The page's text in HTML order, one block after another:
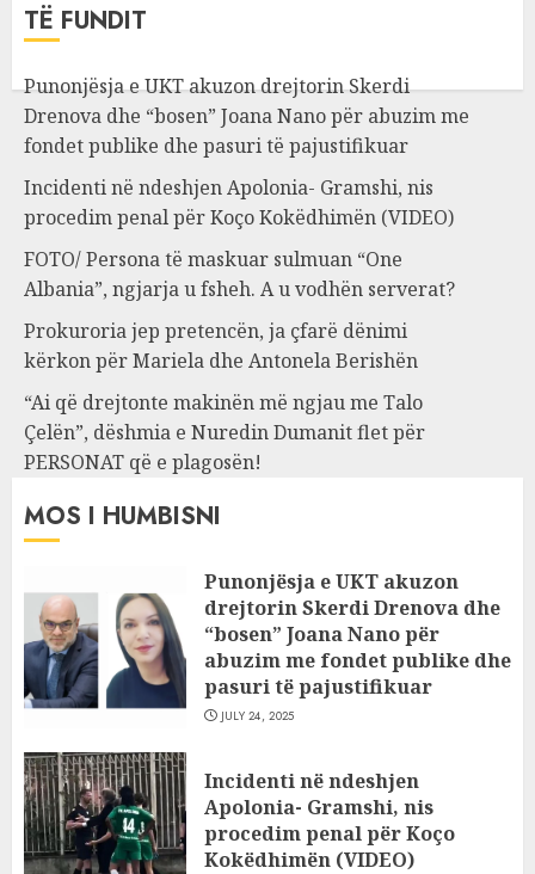
TË FUNDIT
Punonjësja e UKT akuzon drejtorin Skerdi
Drenova dhe “bosen” Joana Nano për abuzim me
fondet publike dhe pasuri të pajustifikuar
Incidenti në ndeshjen Apolonia- Gramshi, nis
procedim penal për Koço Kokëdhimën (VIDEO)
FOTO/ Persona të maskuar sulmuan “One
Albania”, ngjarja u fsheh. A u vodhën serverat?
Prokuroria jep pretencën, ja çfarë dënimi
kërkon për Mariela dhe Antonela Berishën
“Ai që drejtonte makinën më ngjau me Talo
Çelën”, dëshmia e Nuredin Dumanit flet për
PERSONAT që e plagosën!
MOS I HUMBISNI
Punonjësja e UKT akuzon
drejtorin Skerdi Drenova dhe
“bosen” Joana Nano për
abuzim me fondet publike dhe
pasuri të pajustifikuar
JULY 24, 2025
Incidenti në ndeshjen
Apolonia- Gramshi, nis
procedim penal për Koço
Kokëdhimën (VIDEO)